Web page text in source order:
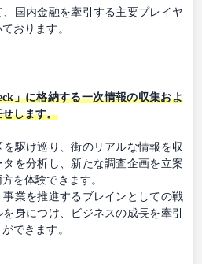
、国内金融を牽引する主要プレイヤ
おります。
」に格納する一次情報の収集およ
します。
を駆け巡り、街のリアルな情報を収
を分析し、新たな調査企画を立案
を体験できます。
業を推進するブレインとしての戦
身につけ、ビジネスの成長を牽引
できます。